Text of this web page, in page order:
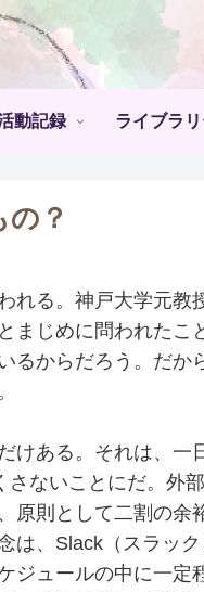
動記録 ライブラ
？
る。神戸大学元教
まじめに問われたこ
からだろう。だか
ある。それは、一
ないことにだ。外
原則として二割の余
、Slack（スラッ
ジュールの中に一定